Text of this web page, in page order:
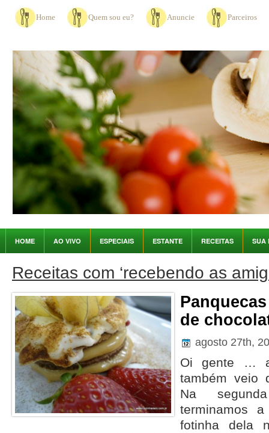
Home Quem sou eu? Anuncie Parceiros
HOME AO VIVO ESPECIAIS ESTANTE RECEITAS SUA
Receitas com ‘recebendo as
de
agosto 27th,
Oi gente …
também veio
Na
terminamos
fotinha dela